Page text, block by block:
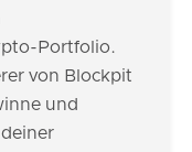
Portfolio.
von Blockpit
und